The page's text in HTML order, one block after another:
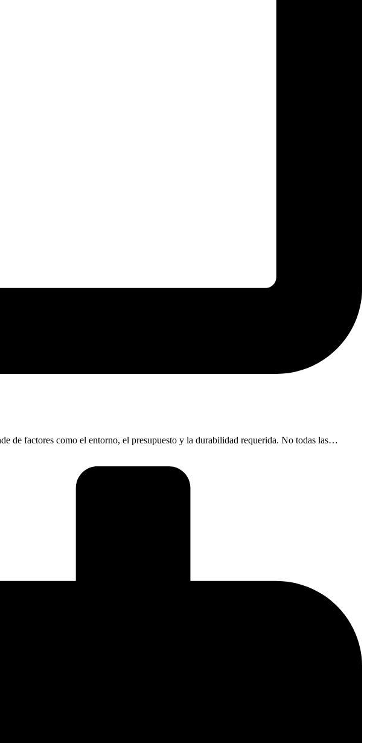
de factores como el entorno, el presupuesto y la durabilidad requerida. No todas las…